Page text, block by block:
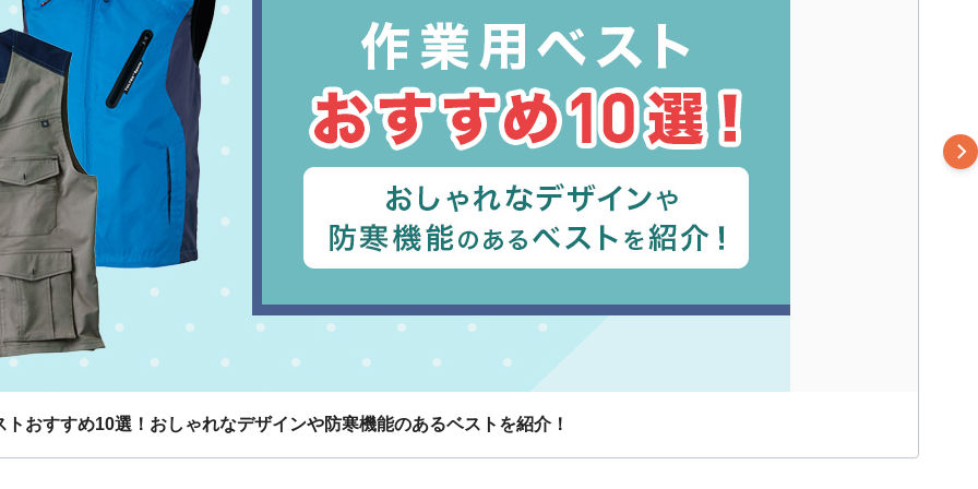
トおすすめ10選！おしゃれなデザインや防寒機能のあるベストを紹介！